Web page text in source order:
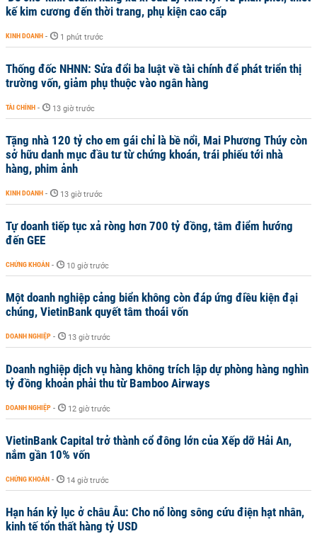
kế kim cương đến thời trang, phụ kiện cao cấp
KINH DOANH - 1 phút trước
Thống đốc NHNN: Sửa đổi ba luật về tài chính để phát triển thị
trường vốn, giảm phụ thuộc vào ngân hàng
TÀI CHÍNH - 13 giờ trước
Tặng nhà 120 tỷ cho em gái chỉ là bề nổi, Mai Phương Thúy còn
sở hữu danh mục đầu tư từ chứng khoán, trái phiếu tới nhà
hàng, phim ảnh
KINH DOANH - 13 giờ trước
Tự doanh tiếp tục xả ròng hơn 700 tỷ đồng, tâm điểm hướng
đến GEE
CHỨNG KHOÁN - 10 giờ trước
Một doanh nghiệp cảng biển không còn đáp ứng điều kiện đại
chúng, VietinBank quyết tâm thoái vốn
DOANH NGHIỆP - 13 giờ trước
Doanh nghiệp dịch vụ hàng không trích lập dự phòng hàng nghìn
tỷ đồng khoản phải thu từ Bamboo Airways
DOANH NGHIỆP - 12 giờ trước
VietinBank Capital trở thành cổ đông lớn của Xếp dỡ Hải An,
nắm gần 10% vốn
CHỨNG KHOÁN - 14 giờ trước
Hạn hán kỷ lục ở châu Âu: Cho nổ lòng sông cứu điện hạt nhân,
kinh tế tổn thất hàng tỷ USD